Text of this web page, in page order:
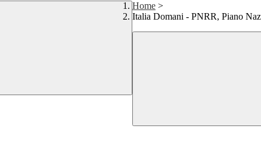
Home >
Italia Domani - PNRR, Piano